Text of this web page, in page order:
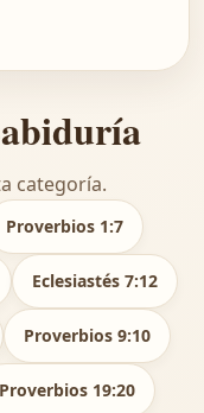
categoría.
Proverbios 1:7
Eclesiastés 7:12
Proverbios 9:10
Proverbios 19:20